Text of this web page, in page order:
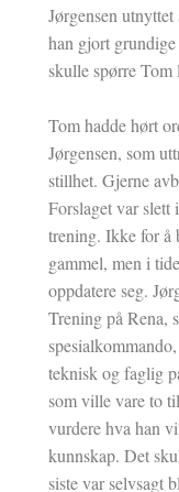
Jørgensen
han gjort
skulle spørre Tom
Tom hadde hørt
Jørgensen, som
stillhet. Gjerne
Forslaget var slett
trening. Ikke for å
gammel, men i
oppdatere seg.
Trening på Rena,
teknisk og faglig
som ville vare to
vurdere hva han
kunnskap. Det
siste var selvsagt